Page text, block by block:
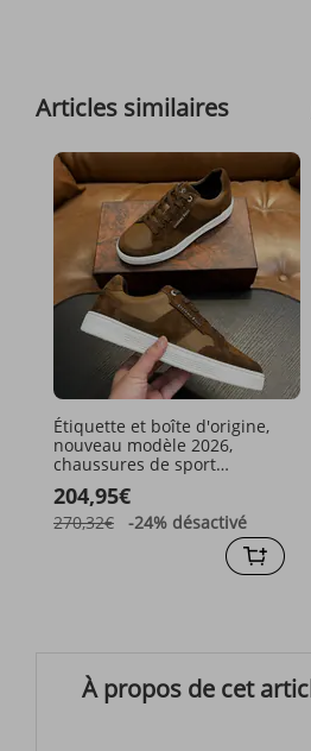
Articles similaires
Étiquette et boîte d'origine,
nouveau modèle 2026,
chaussures de sport
décontractées basses et
polyvalentes en patchwork de
cuir, style tendance color-
204,95€
270,32€ -24% désactivé
À propos de cet